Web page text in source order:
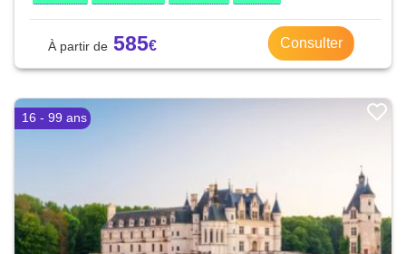
585 Consulter
16 - 99 ans